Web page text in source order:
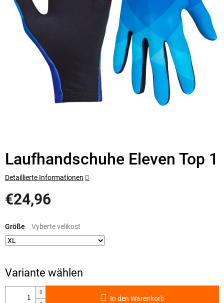
Laufhandschuhe Eleven Top 1
€24,96
Größe
In den Warenkorb
Detaillierte Informationen